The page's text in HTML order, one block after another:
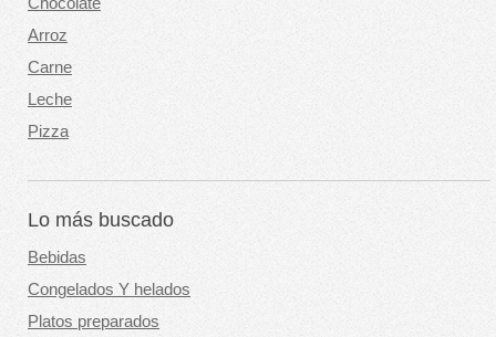
Arroz
Carne
Leche
Pizza
Lo más buscado
Bebidas
Congelados Y helados
Platos preparados